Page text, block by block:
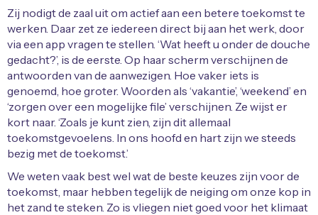
Zij nodigt de zaal uit om actief aan een betere toekomst te
werken. Daar zet ze iedereen direct bij aan het werk, door
via een app vragen te stellen. ‘Wat heeft u onder de douche
gedacht?’, is de eerste. Op haar scherm verschijnen de
antwoorden van de aanwezigen. Hoe vaker iets is
genoemd, hoe groter. Woorden als ‘vakantie’, ‘weekend’ en
‘zorgen over een mogelijke file’ verschijnen. Ze wijst er
kort naar. ‘Zoals je kunt zien, zijn dit allemaal
toekomstgevoelens. In ons hoofd en hart zijn we steeds
bezig met de toekomst.’
We weten vaak best wel wat de beste keuzes zijn voor de
toekomst, maar hebben tegelijk de neiging om onze kop in
het zand te steken. Zo is vliegen niet goed voor het klimaat